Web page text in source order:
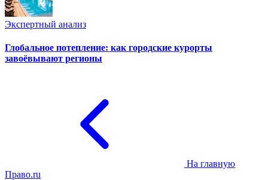
Экспертный анализ
Глобальное потепление: как городские курорты
завоёвывают регионы
На главную
Право.ru